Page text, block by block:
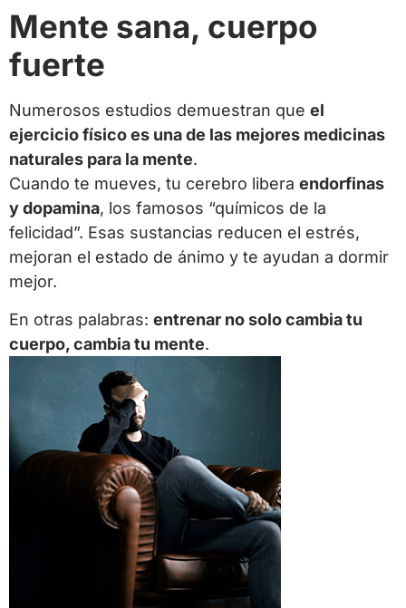
Mente sana, cuerpo
fuerte
Numerosos estudios demuestran que el
ejercicio físico es una de las mejores medicinas
naturales para la mente.
Cuando te mueves, tu cerebro libera endorfinas
y dopamina, los famosos “químicos de la
felicidad”. Esas sustancias reducen el estrés,
mejoran el estado de ánimo y te ayudan a dormir
mejor.
En otras palabras: entrenar no solo cambia tu
cuerpo, cambia tu mente.